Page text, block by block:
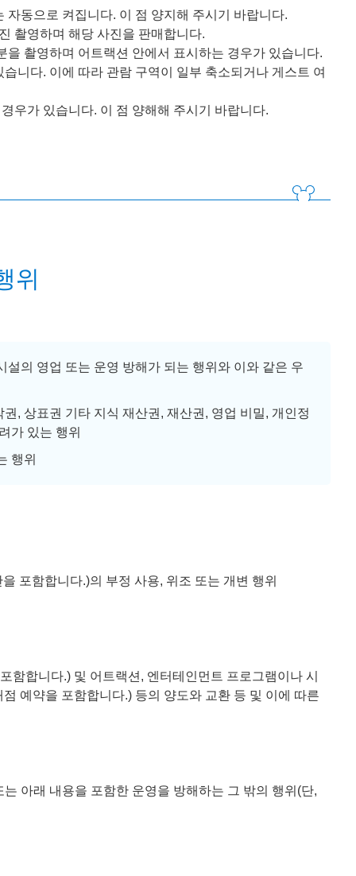
동으로 켜집니다. 이 점 양지해 주시기 바랍니다.
촬영하며 해당 사진을 판매합니다.
촬영하며 어트랙션 안에서 표시하는 경우가 있습니다.
니다. 이에 따라 관람 구역이 일부 축소되거나 게스트 여
우가 있습니다. 이 점 양해해 주시기 바랍니다.
위
의 영업 또는 운영 방해가 되는 행위와 이와 같은 우
, 상표권 기타 지식 재산권, 재산권, 영업 비밀, 개인정
가 있는 행위
행위
포함합니다.)의 부정 사용, 위조 또는 개변 행위
함합니다.) 및 어트랙션, 엔터테인먼트 프로그램이나 시
예약을 포함합니다.) 등의 양도와 교환 등 및 이에 따른
아래 내용을 포함한 운영을 방해하는 그 밖의 행위(단,